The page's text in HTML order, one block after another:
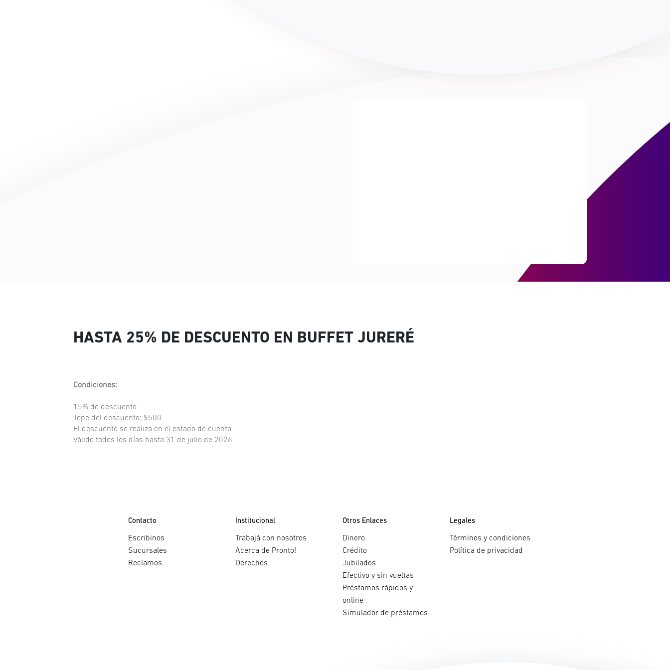
HASTA 25% DE DESCUENTO EN BUFFET JURERÉ
Condiciones:
15% de descuento.
Tope del descuento: $500.
El descuento se realiza en el estado de cuenta.
Válido todos los días hasta 31 de julio de 2026.
Contacto
Escribinos
Sucursales
Reclamos
Institucional
Trabajá con nosotros
Acerca de Pronto!
Derechos
Otros Enlaces
Dinero
Crédito
Jubilados
Efectivo y sin vueltas
Préstamos rápidos y
online
Simulador de préstamos
Legales
Términos y condiciones
Política de privacidad